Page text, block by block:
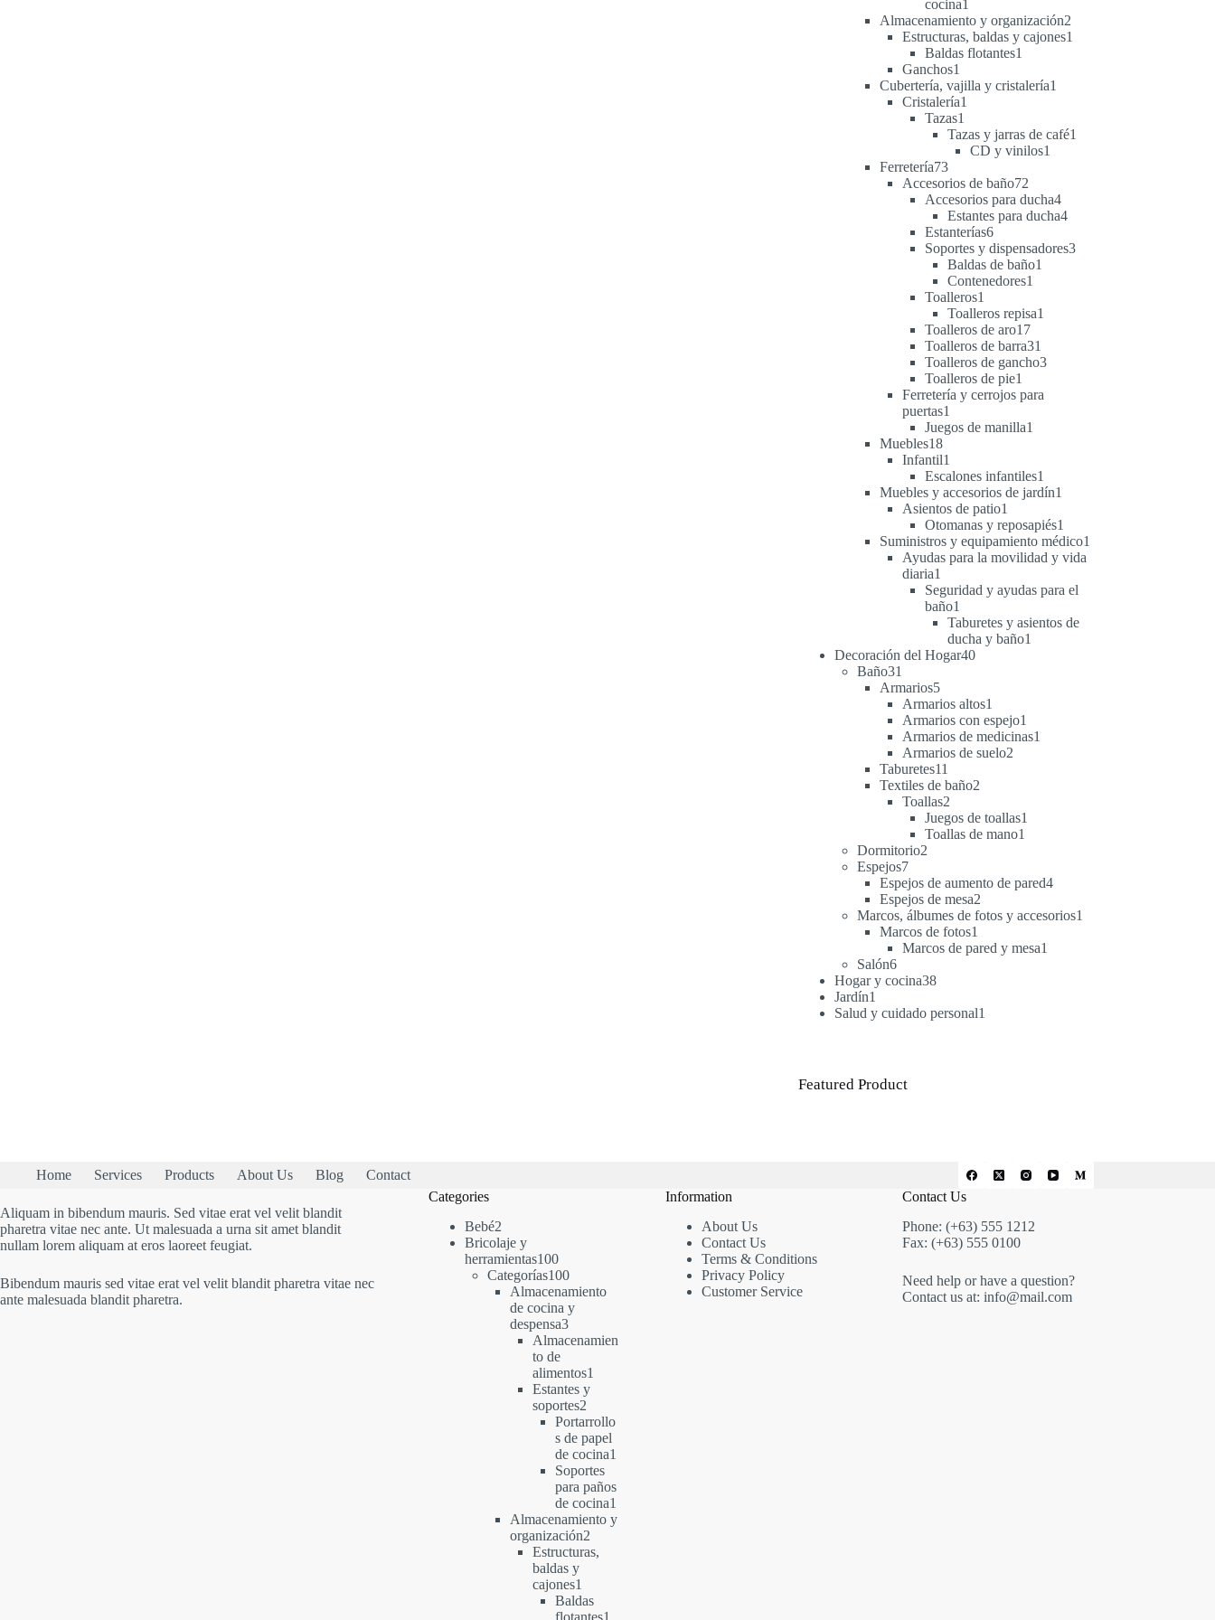
cocina1
producto
Almacenamiento y organización2
Estructuras, baldas y cajones1
Baldas flotantes1
Ganchos1
producto
Cubertería, vajilla y cristalería1
Cristalería1
Tazas1
producto
Tazas y jarras de café1
CD y vinilos1
Ferretería7373
productos
Accesorios de baño72
productos
Accesorios para ducha44
productos
Estantes para ducha44
Estanterías66
productos
Soportes y dispensadores33
Baldas de baño1
Contenedores1
Toalleros1
producto
Toalleros repisa1
Toalleros de aro1717
productos
Toalleros de barra31
productos
Toalleros de gancho33
Toalleros de pie1
producto
Ferretería y cerrojos para
puertas1
producto
Juegos de manilla1
Muebles1818
productos
Infantil1
producto
Escalones infantiles1
producto
Muebles y accesorios de jardín1
Asientos de patio1
producto
Otomanas y reposapiés1
producto
Suministros y equipamiento médico1
Ayudas para la movilidad y vida
diaria1
producto
Seguridad y ayudas para el
baño1
producto
Taburetes y asientos de
ducha y baño1
Decoración del Hogar4040
Baño31
productos
Armarios55
productos
Armarios altos1
producto
Armarios con espejo1
producto
Armarios de medicinas1
Armarios de suelo2
Taburetes11
productos
Textiles de baño2
Toallas2
productos
Juegos de toallas1
Toallas de mano1
Dormitorio2
Espejos77
productos
Espejos de aumento de pared44
Espejos de mesa2
productos
Marcos, álbumes de fotos y accesorios1
Marcos de fotos1
producto
Marcos de pared y mesa1
Salón66
productos
Hogar y cocina3838
Jardín1
producto
Salud y cuidado personal1
Featured Product
Home Services Products About Us Blog Contact
Aliquam in bibendum mauris. Sed vitae erat vel velit blandit
pharetra vitae nec ante. Ut malesuada a urna sit amet blandit
nullam lorem aliquam at eros laoreet feugiat.
Bibendum mauris sed vitae erat vel velit blandit pharetra vitae nec
ante malesuada blandit pharetra.
Categories
Bebé22
productos
Bricolaje y
herramientas100100
productos
Categorías100100
productos
Almacenamiento
de cocina y
despensa33
productos
Almacenamien
to de
alimentos1
Estantes y
soportes22
productos
Portarrollo
s de papel
de cocina1
Soportes
para paños
de cocina1
producto
Almacenamiento y
organización22
productos
Estructuras,
baldas y
cajones1
producto
Baldas
flotantes1
Information
About Us
Contact Us
Terms & Conditions
Privacy Policy
Customer Service
Contact Us
Phone: (+63) 555 1212
Fax: (+63) 555 0100
Need help or have a question?
Contact us at: info@mail.com